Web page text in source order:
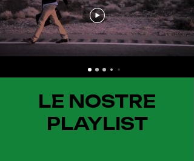
LE NOSTRE
PLAYLIST